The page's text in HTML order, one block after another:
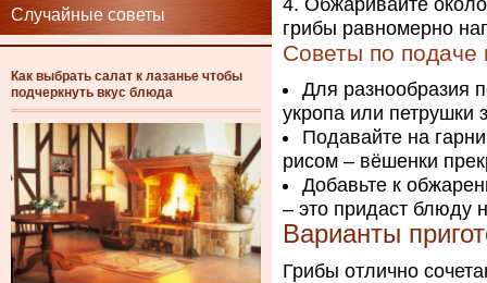
Случайные советы
Как выбрать салат к лазанье чтобы
подчеркнуть вкус блюда
Обжаривайте
грибы равномерно
Советы по подаче
Для разнообразия
укропа или петрушки
Подавайте на
рисом – вёшенки
Добавьте к
– это придаст блюду
Варианты
Грибы отлично